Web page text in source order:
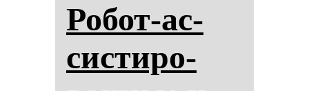
Ро­бот-ас­
сис­ти­ро­